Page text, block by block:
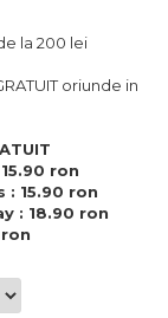
la 200 lei
oriunde in
ron
15.90 ron
: 18.90 ron